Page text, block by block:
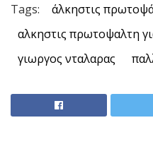
Tags:
άλκηστις
αλκηστις πρωτοψαλτη
γιωργος νταλαρας